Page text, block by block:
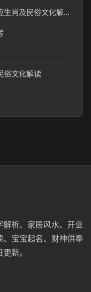
人穷气短是什么生肖_人穷气短对应生肖及民俗文化解析
俗文化解读
析、家居风水、开业
、宝宝起名、财神供奉
新。